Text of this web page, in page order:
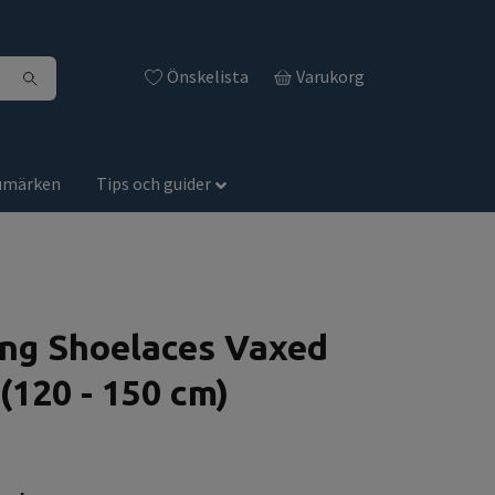
Önskelista Varukorg
Tips och guider
Shoelaces Vaxed
- 150 cm)